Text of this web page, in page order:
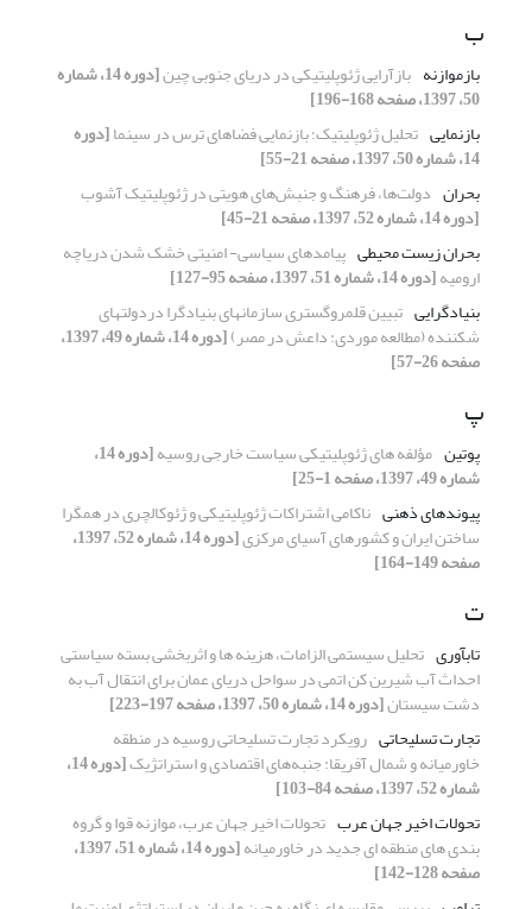
ب
بازموازنه بازآرایی ژئوپلیتیکی در دریای جنوبی چین [دوره 14، شماره
50، 1397، صفحه 168-196]
بازنمایی تحلیل ژئوپلیتیک؛ بازنمایی فضاهای ترس در سینما[دوره
14، شماره 50، 1397، صفحه 21-55]
بحران دولت‌ها، فرهنگ و جنبش‌های هویتی در ژئوپلیتیک آشوب
[دوره 14، شماره 52، 1397، صفحه 21-45]
بحران زیست محیطی پیامدهای سیاسی- امنیتی خشک شدن دریاچه
ارومیه[دوره 14، شماره 51، 1397، صفحه 95-127]
بنیادگرایی تبیین قلمروگستری سازمانهای بنیادگرا دردولتهای
شکننده (مطالعه موردی: داعش در مصر) [دوره 14، شماره 49، 1397،
صفحه 26-57]
پ
پوتین مؤلفه های ژئوپلیتیکی سیاست خارجی روسیه [دوره 14،
شماره 49، 1397، صفحه 1-25]
پیوندهای ذهنی ناکامی اشتراکات ژئوپلیتیکی و ژئوکالچری در همگرا
ساختن ایران و کشورهای آسیای مرکزی [دوره 14، شماره 52، 1397،
صفحه 149-164]
ت
تابآوری تحلیل سیستمی الزامات، هزینه ها و اثربخشی بسته سیاستی
احداث آب ‏شیرین کن اتمی در سواحل دریای عمان برای انتقال آب به
دشت سیستان[دوره 14، شماره 50، 1397، صفحه 197-223]
تجارت تسلیحاتی رویکرد تجارت تسلیحاتی روسیه در منطقه
خاورمیانه و شمال آفریقا: جنبه‌های اقتصادی و استراتژیک [دوره 14،
شماره 52، 1397، صفحه 84-103]
تحولات اخیر جهان عرب تحولات اخیر جهان عرب، موازنه قوا و گروه
بندی های منطقه ای جدید در خاورمیانه [دوره 14، شماره 51، 1397،
صفحه 128-142]